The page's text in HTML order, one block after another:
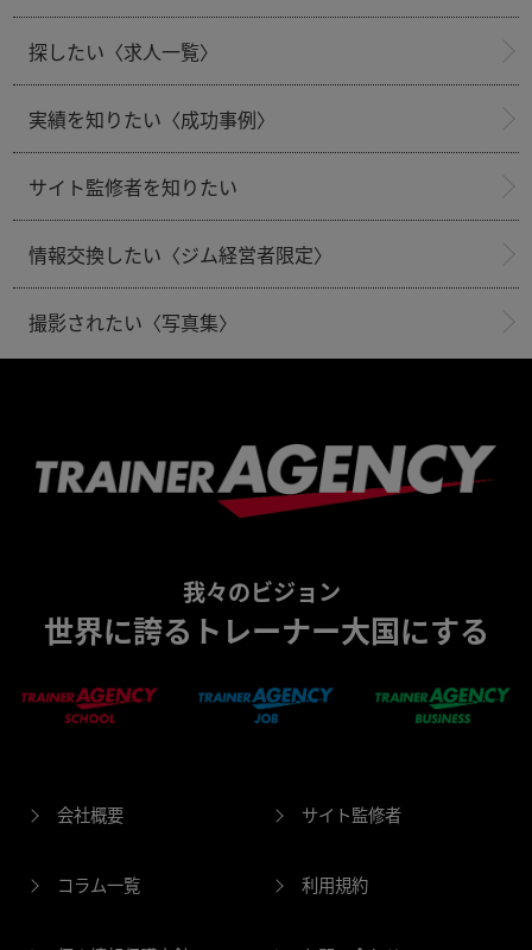
探したい〈求人一覧〉
実績を知りたい〈成功事例〉
サイト監修者を知りたい
情報交換したい〈ジム経営者限定〉
撮影されたい〈写真集〉
我々のビジョン
世界に誇るトレーナー大国にする
会社概要 サイト監修者
コラム一覧 利用規約